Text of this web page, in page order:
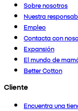
Sobre nosotros
Nuestra
Empleo
Contacta con
Expansión
El mundo de
Better Cotton
Cliente
Encuentra una